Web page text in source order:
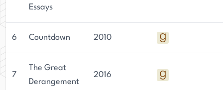
Essays
6 Countdown 2010
7
The Great
Derangement
2016